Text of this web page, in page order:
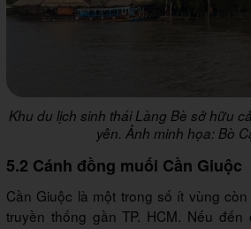
Khu du lịch sinh thái Làng Bè sở hữu
yên. Ảnh minh họa: Bò
5.2 Cánh đồng muối Cần Giuộc
Cần Giuộc là một trong số ít vùng
truyền thống gần TP. HCM. Nếu